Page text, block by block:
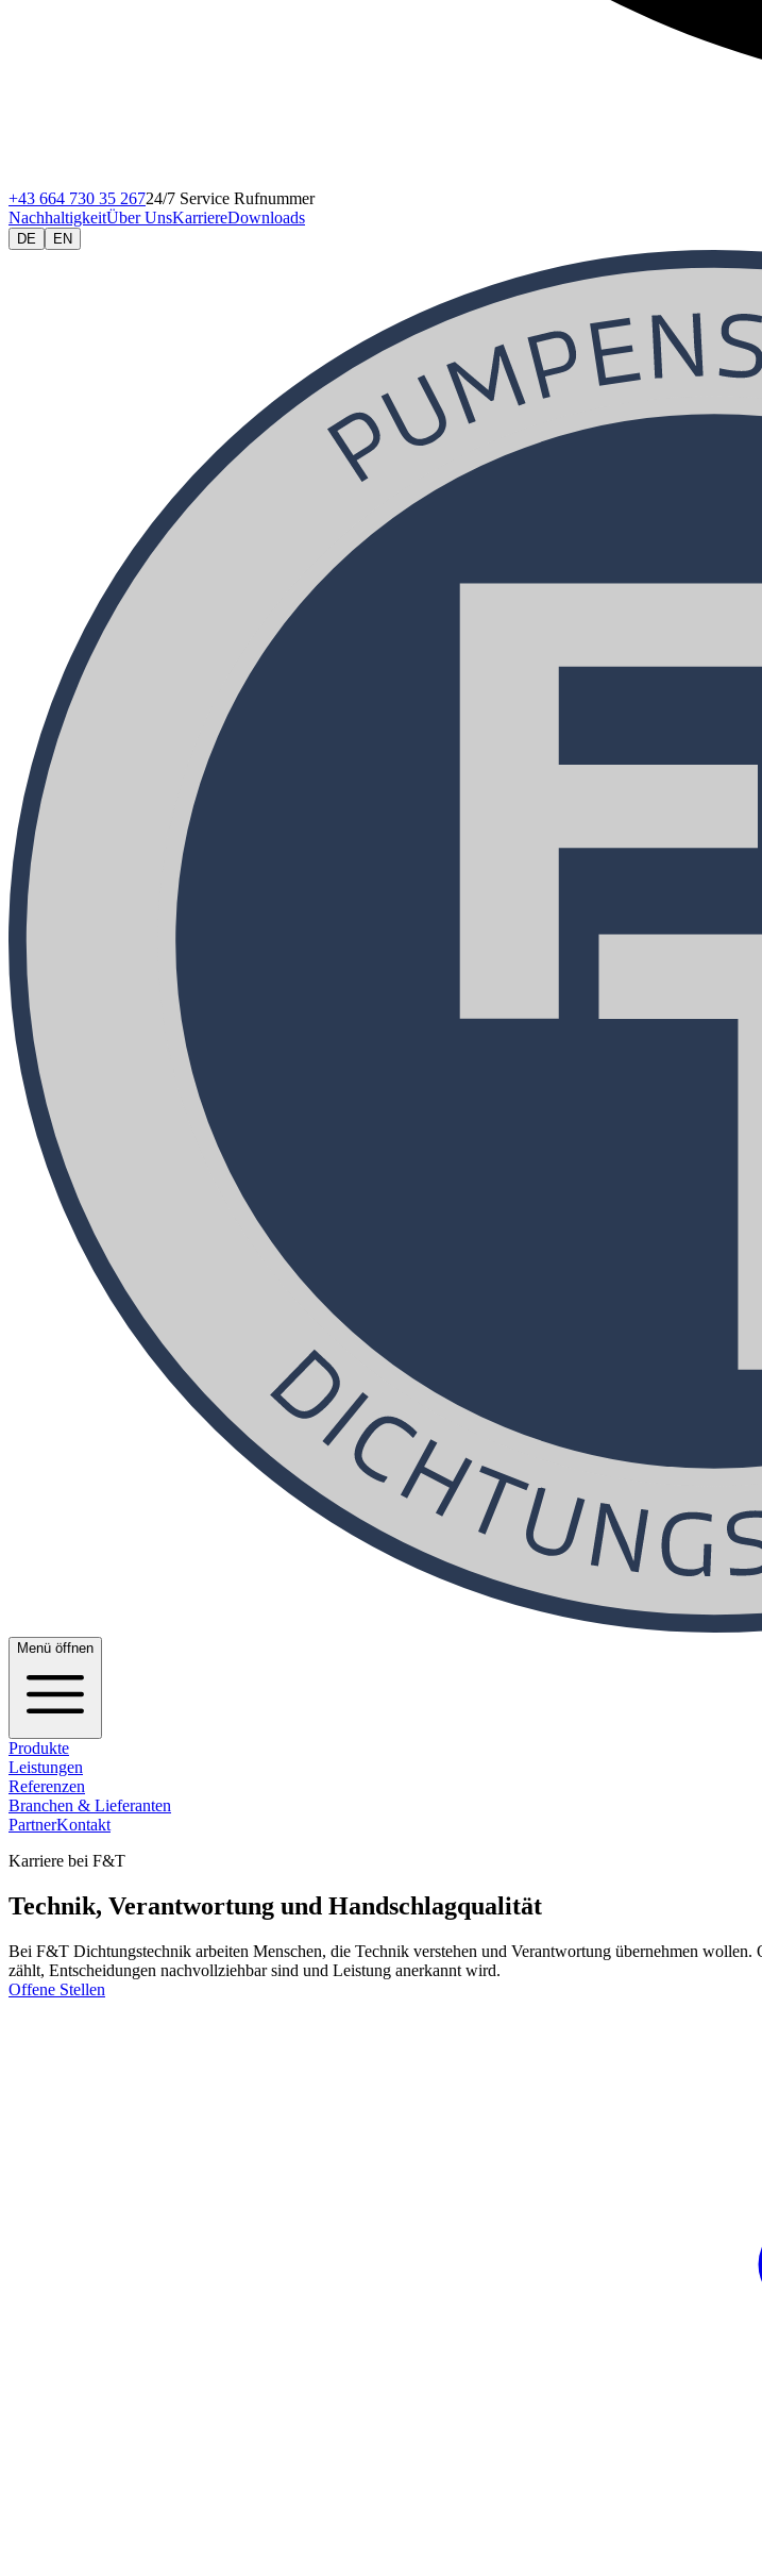
+43 664 730 35 26724/7 Service Rufnummer
NachhaltigkeitÜber UnsKarriereDownloads
DE EN
Menü öffnen
Produkte
Leistungen
Referenzen
Branchen & Lieferanten
PartnerKontakt
Karriere bei F&T
Technik, Verantwortung und Handschlagqualität
Bei F&T Dichtungstechnik arbeiten Menschen, die Technik verstehen und Verantwortung übernehmen
zählt, Entscheidungen nachvollziehbar sind und Leistung anerkannt wird.
Offene Stellen